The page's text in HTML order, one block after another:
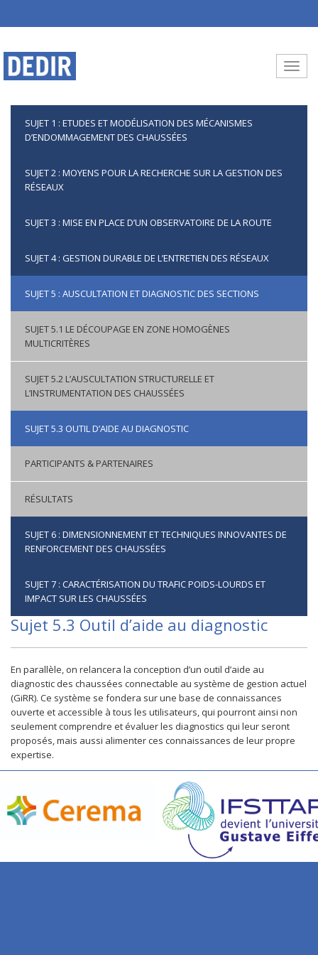
SUJET 1 : ETUDES ET MODÉLISATION DES MÉCANISMES
D’ENDOMMAGEMENT DES CHAUSSÉES
SUJET 2 : MOYENS POUR LA RECHERCHE SUR LA GESTION DES
RÉSEAUX
SUJET 3 : MISE EN PLACE D’UN OBSERVATOIRE DE LA ROUTE
SUJET 4 : GESTION DURABLE DE L’ENTRETIEN DES RÉSEAUX
SUJET 5 : AUSCULTATION ET DIAGNOSTIC DES SECTIONS
SUJET 5.1 LE DÉCOUPAGE EN ZONE HOMOGÈNES
MULTICRITÈRES
SUJET 5.2 L’AUSCULTATION STRUCTURELLE ET
L’INSTRUMENTATION DES CHAUSSÉES
SUJET 5.3 OUTIL D’AIDE AU DIAGNOSTIC
PARTICIPANTS & PARTENAIRES
RÉSULTATS
SUJET 6 : DIMENSIONNEMENT ET TECHNIQUES INNOVANTES DE
RENFORCEMENT DES CHAUSSÉES
SUJET 7 : CARACTÉRISATION DU TRAFIC POIDS-LOURDS ET
IMPACT SUR LES CHAUSSÉES
Sujet 5.3 Outil d’aide au diagnostic
En parallèle, on relancera la conception d’un outil d’aide au
diagnostic des chaussées connectable au système de gestion actuel
(GiRR). Ce système se fondera sur une base de connaissances
ouverte et accessible à tous les utilisateurs, qui pourront ainsi non
seulement comprendre et évaluer les diagnostics qui leur seront
proposés, mais aussi alimenter ces connaissances de leur propre
expertise.